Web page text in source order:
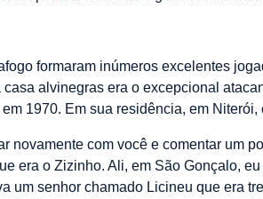
formaram inúmeros excelentes
alvinegras era o excepcional
1970. Em sua residência, em
novamente com você e comentar um
era o Zizinho. Ali, em São Gonçalo,
um senhor chamado Licineu que era